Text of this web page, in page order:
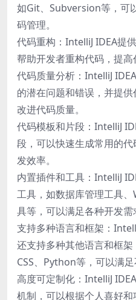
如Git、Subversion等，可
码管理。
代码重构：IntelliJ IDEA提
帮助开发者重构代码，提高
代码质量分析：IntelliJ
的潜在问题和错误，并提
改进代码质量。
代码模板和片段：IntelliJ
段，可以快速生成常用的
发效率。
内置插件和工具：IntelliJ
工具，如数据库管理工具
具等，可以满足各种开发需
支持多种语言和框架：
还支持多种其他语言和框架
CSS、Python等，可以满足
高度可定制化：IntelliJ
机制，可以根据个人喜好